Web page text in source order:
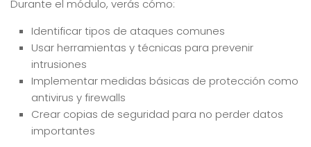
Durante el módulo, verás cómo:
Identificar tipos de ataques comunes
Usar herramientas y técnicas para prevenir
intrusiones
Implementar medidas básicas de protección como
antivirus y firewalls
Crear copias de seguridad para no perder datos
importantes